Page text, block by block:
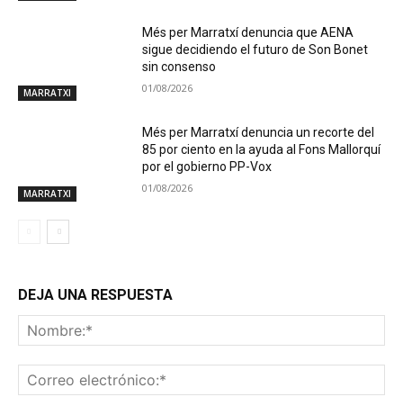
MARRATXI
Més per Marratxí denuncia que AENA
sigue decidiendo el futuro de Son Bonet
sin consenso
01/08/2026
MARRATXI
Més per Marratxí denuncia un recorte del
85 por ciento en la ayuda al Fons Mallorquí
por el gobierno PP-Vox
01/08/2026
DEJA UNA RESPUESTA